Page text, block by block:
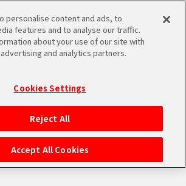
MEN
personalise content and ads, to
features and to analyse our traffic.
about your use of our site with
and analytics partners.
Cookies Settings
Reject All
Accept All Cookies